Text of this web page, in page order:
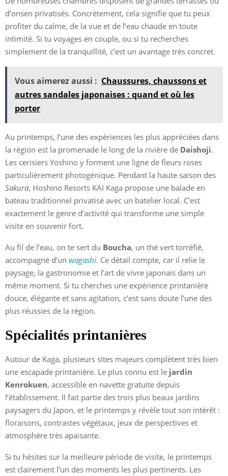
d’onsen privatisés. Concrètement, cela signifie que tu peux
profiter du calme, de la vue et de l’eau chaude en toute
intimité. Si tu voyages en couple, ou si tu recherches
simplement de la tranquillité, c’est un avantage très concret.
Vous aimerez aussi : Chaussures, chaussons et
autres sandales japonaises : quand et où les
porter
Au printemps, l’une des expériences les plus appréciées dans
la région est la promenade le long de la rivière de Daishoji.
Les cerisiers Yoshino y forment une ligne de fleurs roses
particulièrement photogénique. Pendant la haute saison des
Sakura, Hoshino Resorts KAI Kaga propose une balade en
bateau traditionnel privatisé avec un batelier local. C’est
exactement le genre d’activité qui transforme une simple
visite en souvenir fort.
Au fil de l’eau, on te sert du Boucha, un thé vert torréfié,
accompagné d’un wagashi. Ce détail compte, car il relie le
paysage, la gastronomie et l’art de vivre japonais dans un
même moment. Si tu cherches une expérience printanière
douce, élégante et sans agitation, c’est sans doute l’une des
plus réussies de la région.
Spécialités printanières
Autour de Kaga, plusieurs sites majeurs complètent très bien
une escapade printanière. Le plus connu est le jardin
Kenrokuen, accessible en navette gratuite depuis
l’établissement. Il fait partie des trois plus beaux jardins
paysagers du Japon, et le printemps y révèle tout son intérêt :
floraisons, contrastes végétaux, jeux de perspectives et
atmosphère très apaisante.
Si tu hésites sur la meilleure période de visite, le printemps
est clairement l’un des moments les plus pertinents. Les